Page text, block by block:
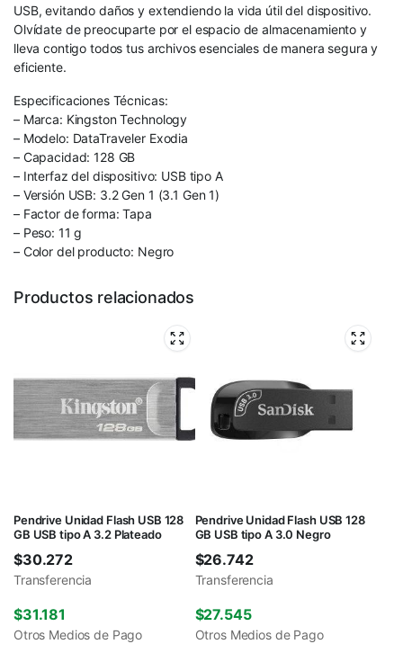
USB, evitando daños y extendiendo la vida útil del dispositivo.
Olvídate de preocuparte por el espacio de almacenamiento y
lleva contigo todos tus archivos esenciales de manera segura y
eficiente.
Especificaciones Técnicas:
– Marca: Kingston Technology
– Modelo: DataTraveler Exodia
– Capacidad: 128 GB
– Interfaz del dispositivo: USB tipo A
– Versión USB: 3.2 Gen 1 (3.1 Gen 1)
– Factor de forma: Tapa
– Peso: 11 g
– Color del producto: Negro
Productos relacionados
Pendrive Unidad Flash USB 128
GB USB tipo A 3.2 Plateado
$30.272
Transferencia
$31.181
Otros Medios de Pago
Pendrive Unidad Flash USB 128
GB USB tipo A 3.0 Negro
$26.742
Transferencia
$27.545
Otros Medios de Pago